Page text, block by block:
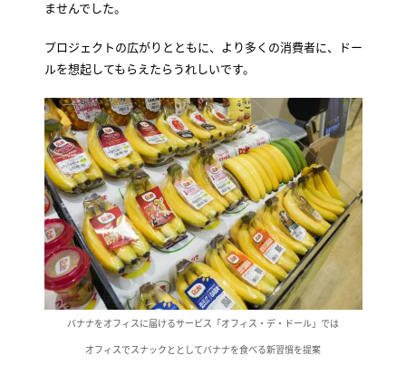
ませんでした。
プロジェクトの広がりとともに、より多くの消費者に、ドー
ルを想起してもらえたらうれしいです。
バナナをオフィスに届けるサービス「オフィス・デ・ドール」では
オフィスでスナックととしてバナナを食べる新習慣を提案